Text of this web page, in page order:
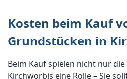
Kosten beim Kauf
Grundstücken in
Beim Kauf spielen nicht nur
Kirchworbis eine Rolle – Sie